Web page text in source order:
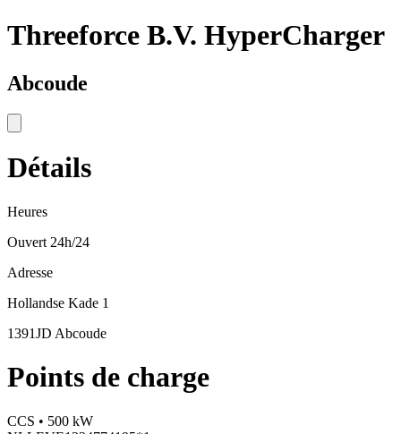
Threeforce B.V. HyperCharger
Abcoude
Détails
Heures
Ouvert 24h/24
Adresse
Hollandse Kade 1
1391JD Abcoude
Points de charge
CCS • 500 kW